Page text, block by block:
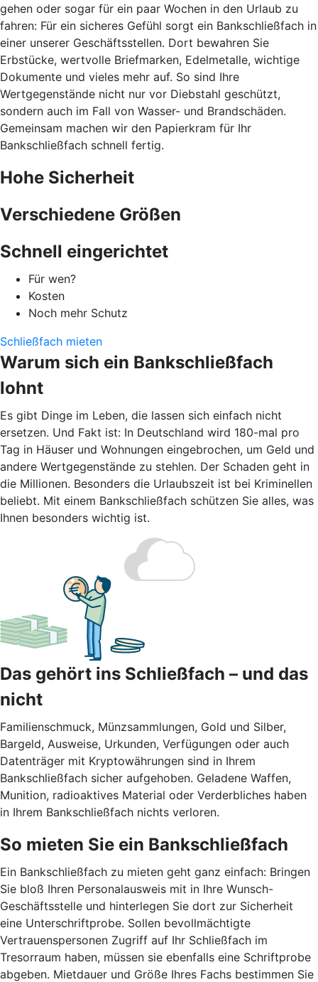
gehen oder sogar für ein paar Wochen in den Urlaub zu
fahren: Für ein sicheres Gefühl sorgt ein Bankschließfach in
einer unserer Geschäftsstellen. Dort bewahren Sie
Erbstücke, wertvolle Briefmarken, Edelmetalle, wichtige
Dokumente und vieles mehr auf. So sind Ihre
Wertgegenstände nicht nur vor Diebstahl geschützt,
sondern auch im Fall von Wasser- und Brandschäden.
Gemeinsam machen wir den Papierkram für Ihr
Bankschließfach schnell fertig.
Hohe Sicherheit
Verschiedene Größen
Schnell eingerichtet
Für wen?
Kosten
Noch mehr Schutz
Schließfach mieten
Warum sich ein Bankschließfach
lohnt
Es gibt Dinge im Leben, die lassen sich einfach nicht
ersetzen. Und Fakt ist: In Deutschland wird 180-mal pro
Tag in Häuser und Wohnungen eingebrochen, um Geld und
andere Wertgegenstände zu stehlen. Der Schaden geht in
die Millionen. Besonders die Urlaubszeit ist bei Kriminellen
beliebt. Mit einem Bankschließfach schützen Sie alles, was
Ihnen besonders wichtig ist.
Das gehört ins Schließfach – und das
nicht
Familienschmuck, Münzsammlungen, Gold und Silber,
Bargeld, Ausweise, Urkunden, Verfügungen oder auch
Datenträger mit Kryptowährungen sind in Ihrem
Bankschließfach sicher aufgehoben. Geladene Waffen,
Munition, radioaktives Material oder Verderbliches haben
in Ihrem Bankschließfach nichts verloren.
So mieten Sie ein Bankschließfach
Ein Bankschließfach zu mieten geht ganz einfach: Bringen
Sie bloß Ihren Personalausweis mit in Ihre Wunsch-
Geschäftsstelle und hinterlegen Sie dort zur Sicherheit
eine Unterschriftprobe. Sollen bevollmächtigte
Vertrauenspersonen Zugriff auf Ihr Schließfach im
Tresorraum haben, müssen sie ebenfalls eine Schriftprobe
abgeben. Mietdauer und Größe Ihres Fachs bestimmen Sie